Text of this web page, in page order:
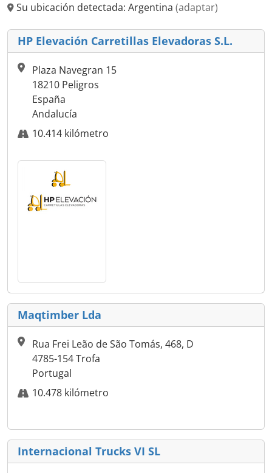
Su ubicación detectada: Argentina (adaptar)
HP Elevación Carretillas Elevadoras S.L.
Plaza Navegran 15
18210 Peligros
España
Andalucía
10.414 kilómetro
Maqtimber Lda
Rua Frei Leão de São Tomás, 468, D
4785-154 Trofa
Portugal
10.478 kilómetro
Internacional Trucks VI SL